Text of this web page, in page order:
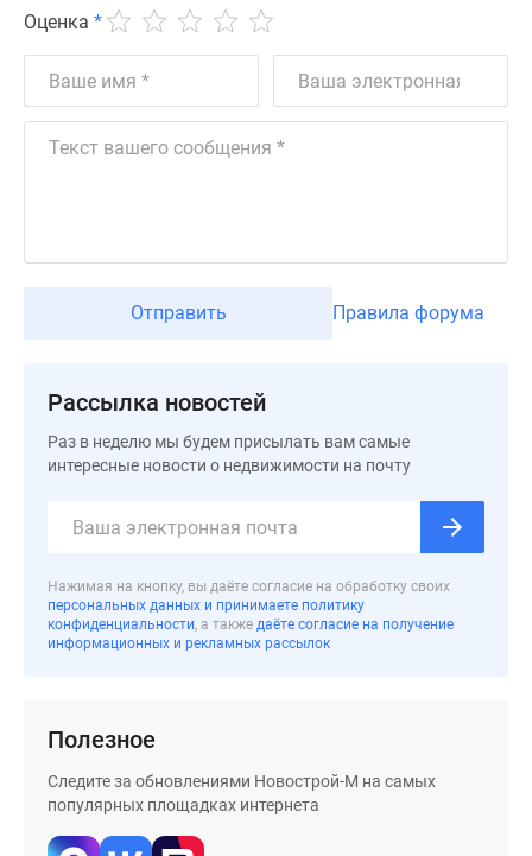
Дома
коттеджи
Коттеджные
Коттеджные
поселки
Коттеджные
водоема
Коттеджные
ипотеку
центры
Коттеджи
Скидки
Оценка *
Отправить Правила форума
Рассылка новостей
Раз в неделю мы будем присылать вам самые
интересные новости о недвижимости на почту
Нажимая на кнопку, вы даёте согласие на обработку своих
персональных данных и принимаете политику
конфиденциальности, а также даёте согласие на получение
информационных и рекламных рассылок
Полезное
Следите за обновлениями Новострой-М на самых
популярных площадках интернета